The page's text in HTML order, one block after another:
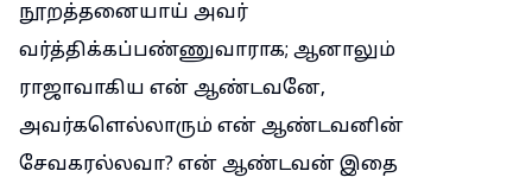
நூறத்தனையாய் அவர்
வர்த்திக்கப்பண்ணுவாராக; ஆனாலும்
ராஜாவாகிய என் ஆண்டவனே,
அவர்களெல்லாரும் என் ஆண்டவனின்
சேவகரல்லவா? என் ஆண்டவன் இதை